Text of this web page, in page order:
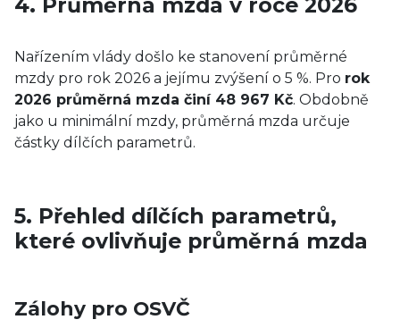
Nařízením vlády došlo ke stanovení průměrné
mzdy pro rok 2026 a jejímu zvýšení o 5 %. Pro rok
2026 průměrná mzda činí 48 967 Kč. Obdobně
jako u minimální mzdy, průměrná mzda určuje
částky dílčích parametrů.
5. Přehled dílčích parametrů,
které ovlivňuje průměrná mzda
Zálohy pro OSVČ